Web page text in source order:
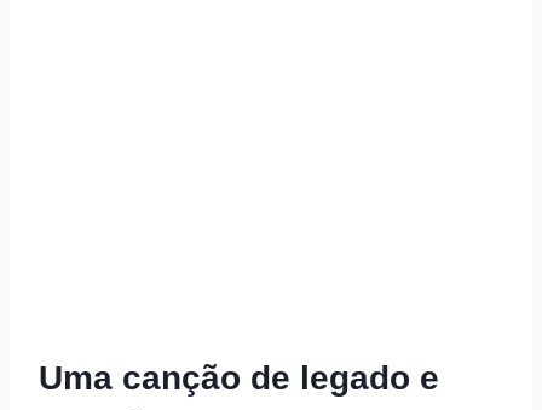
Uma canção de legado e